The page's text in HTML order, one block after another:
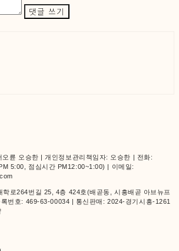
댓글 쓰기
륜 오승한 | 개인정보관리책임자: 오승한 | 전화:
5:00, 점심시간 PM12:00~1:00) | 이메일:
학로264번길 25, 4층 424호(배곧동, 시흥배곧 아브뉴프
번호: 469-63-00034 | 통신판매:2024-경기시흥-1261